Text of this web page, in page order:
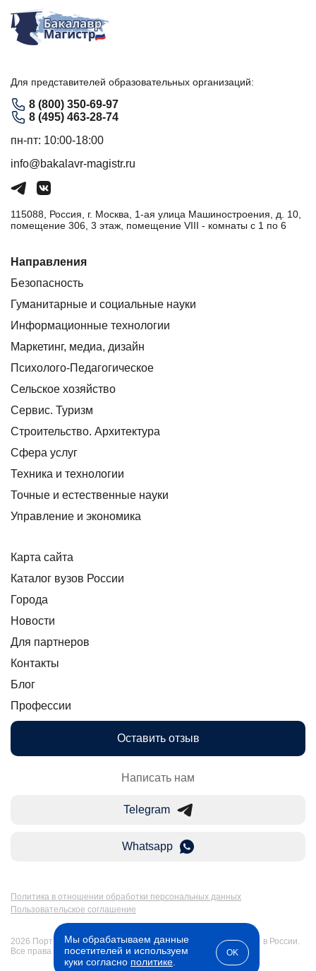
Для представителей образовательных организаций:
8 (800) 350-69-97
8 (495) 463-28-74
пн-пт: 10:00-18:00
info@bakalavr-magistr.ru
115088, Россия, г. Москва, 1-ая улица Машиностроения, д. 10,
помещение 306, 3 этаж, помещение VIII - комнаты с 1 по 6
Направления
Безопасность
Гуманитарные и социальные науки
Информационные технологии
Маркетинг, медиа, дизайн
Психолого-Педагогическое
Сельское хозяйство
Сервис. Туризм
Строительство. Архитектура
Сфера услуг
Техника и технологии
Точные и естественные науки
Управление и экономика
Карта сайта
Каталог вузов России
Города
Новости
Для партнеров
Контакты
Блог
Профессии
Оставить отзыв
Написать нам
Telegram
Whatsapp
Политика в отношении обработки персональных данных
Пользовательское соглашение
2026 Портал Бакалавр-Магистр: дистанционное образование в России.
Все права защищены
Мы обрабатываем данные
посетителей и используем
куки согласно политике
OK